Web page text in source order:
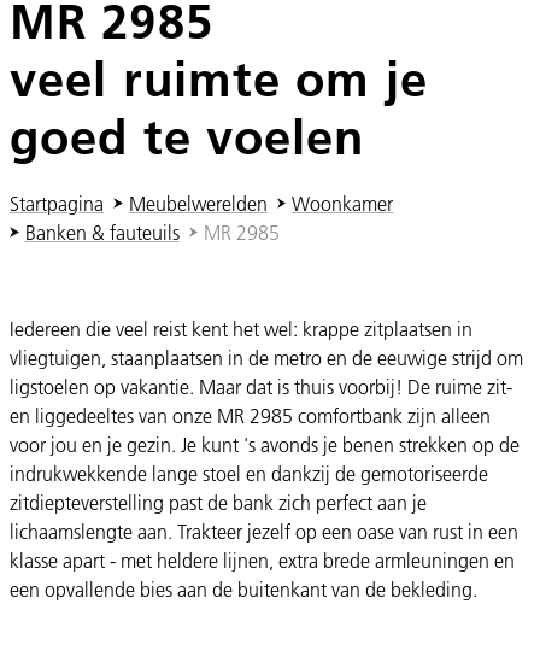
MR 2985
veel ruimte om je
goed te voelen
U ben hier:
Startpagina Meubelwerelden
Woonkamer
Banken & fauteuils
MR 2985
Iedereen die veel reist kent het wel: krappe zitplaatsen in
vliegtuigen, staanplaatsen in de metro en de eeuwige strijd om
ligstoelen op vakantie. Maar dat is thuis voorbij! De ruime zit-
en liggedeeltes van onze MR 2985 comfortbank zijn alleen
voor jou en je gezin. Je kunt 's avonds je benen strekken op de
indrukwekkende lange stoel en dankzij de gemotoriseerde
zitdiepteverstelling past de bank zich perfect aan je
lichaamslengte aan. Trakteer jezelf op een oase van rust in een
klasse apart - met heldere lijnen, extra brede armleuningen en
een opvallende bies aan de buitenkant van de bekleding.